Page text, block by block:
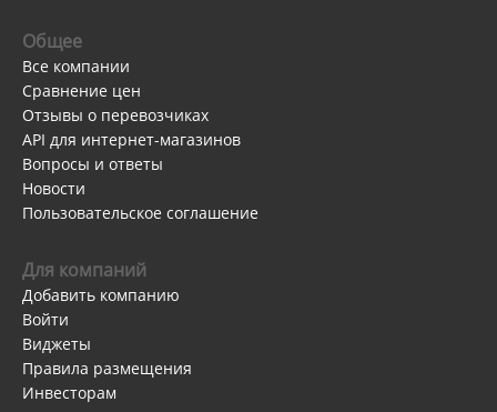
Общее
Все компании
Сравнение цен
Отзывы о перевозчиках
API для интернет-магазинов
Вопросы и ответы
Новости
Пользовательское соглашение
Для компаний
Добавить компанию
Войти
Виджеты
Правила размещения
Инвесторам